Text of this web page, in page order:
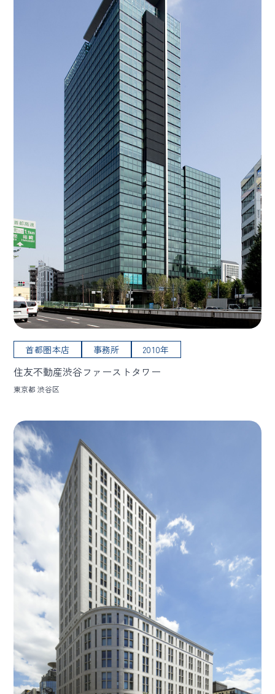
首都圏本店 事務所 2010年
住友不動産渋谷ファーストタワー
東京都 渋谷区